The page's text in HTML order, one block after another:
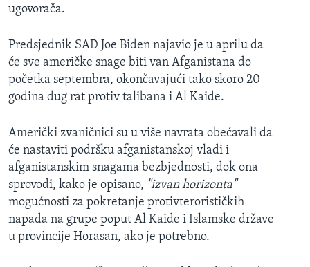
ugovorača.
Predsjednik SAD Joe Biden najavio je u aprilu da
će sve američke snage biti van Afganistana do
početka septembra, okončavajući tako skoro 20
godina dug rat protiv talibana i Al Kaide.
Američki zvaničnici su u više navrata obećavali da
će nastaviti podršku afganistanskoj vladi i
afganistanskim snagama bezbjednosti, dok ona
sprovodi, kako je opisano, "izvan horizonta"
mogućnosti za pokretanje protivterorističkih
napada na grupe poput Al Kaide i Islamske države
u provincije Horasan, ako je potrebno.